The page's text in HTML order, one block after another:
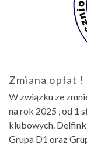
Zmiana opłat !
W związku ze
na rok 2025 , od 1
klubowych.
Grupa D1 oraz